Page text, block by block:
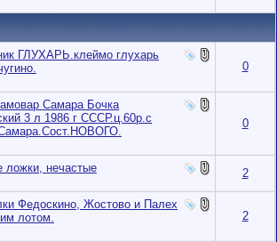
ГЛУХАРЬ.клеймо глухарь
0
Самара Бочка
3 л 1986 г СССР.ц.60р.с
0
ложки, нечастые 2
Федоскино, Жостово и Палех
лотом.
2